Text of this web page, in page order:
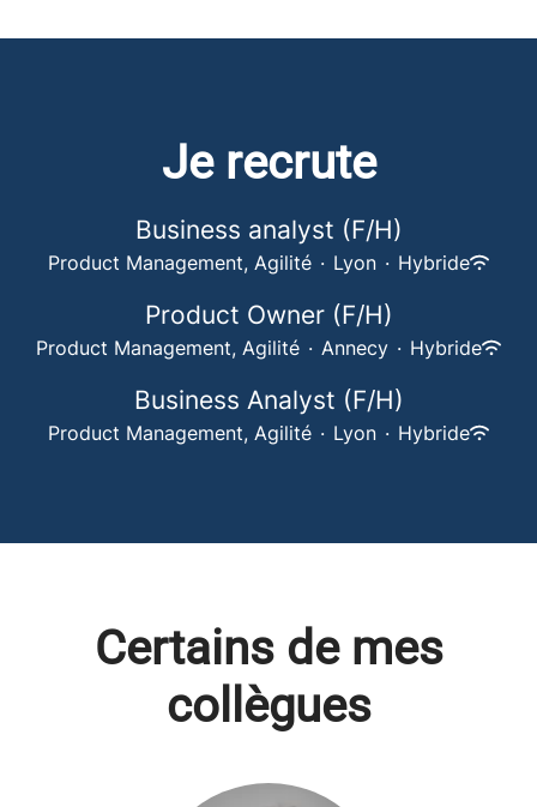
Je recrute
Business analyst (F/H)
Product Management, Agilité · Lyon · Hybride
Product Owner (F/H)
Product Management, Agilité · Annecy · Hybride
Business Analyst (F/H)
Product Management, Agilité · Lyon · Hybride
Certains de mes
collègues